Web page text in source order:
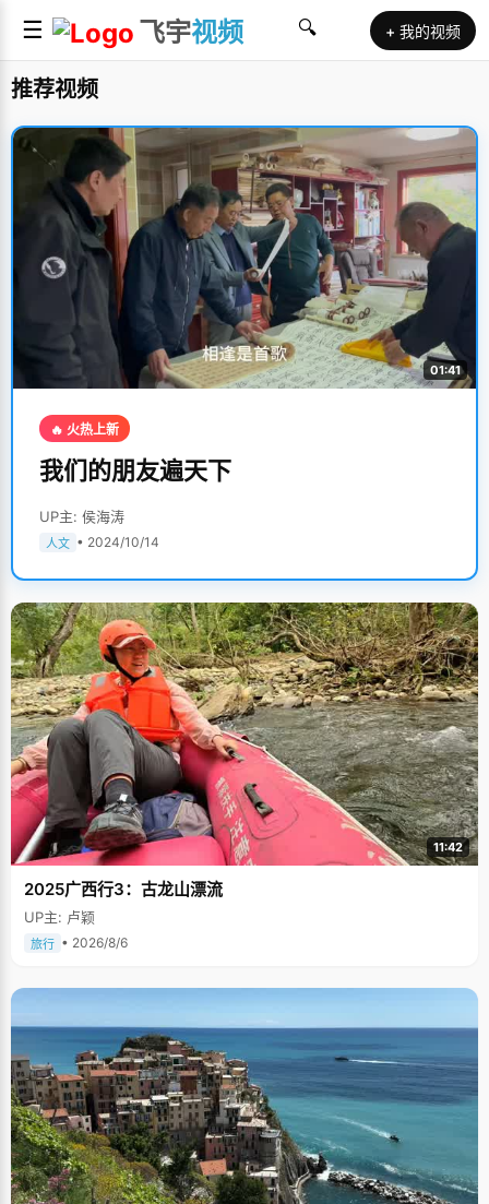
☰ 飞宇视频 🔍 + 我的视频
推荐视频
01:41
🔥 火热上新
我们的朋友遍天下
UP主: 侯海涛
人文 • 2024/10/14
11:42
2025广西行3：古龙山漂流
UP主: 卢颖
旅行 • 2026/8/6